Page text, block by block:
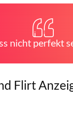
nicht perfekt
Flirt